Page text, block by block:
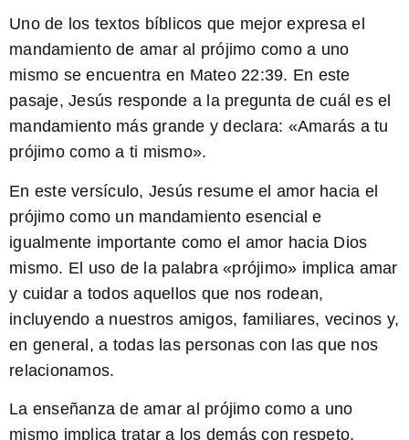
Uno de los textos bíblicos que mejor expresa el
mandamiento de amar al prójimo como a uno
mismo se encuentra en Mateo 22:39. En este
pasaje, Jesús responde a la pregunta de cuál es el
mandamiento más grande y declara: «Amarás a tu
prójimo como a ti mismo».
En este versículo, Jesús resume el amor hacia el
prójimo como un mandamiento esencial e
igualmente importante como el amor hacia Dios
mismo. El uso de la palabra «prójimo» implica amar
y cuidar a todos aquellos que nos rodean,
incluyendo a nuestros amigos, familiares, vecinos y,
en general, a todas las personas con las que nos
relacionamos.
La enseñanza de amar al prójimo como a uno
mismo implica tratar a los demás con respeto,